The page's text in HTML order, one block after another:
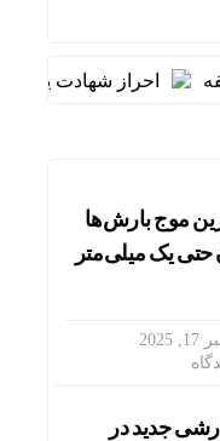
احراز شهادت یکی از
موج بارش‌ها
حتی یک میلی‌متر
جدید در